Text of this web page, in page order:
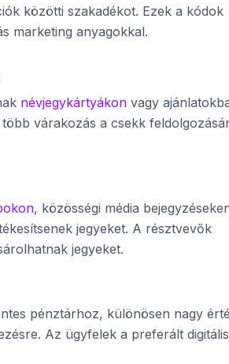
közötti szakadékot. Ezek a kódok
marketing anyagokkal.
névjegykártyákon vagy
várakozás a csekk
, közösségi média
jegyeket. A résztvevők
jegyeket.
pénztárhoz, különösen nagy
Az ügyfelek a preferált digitális